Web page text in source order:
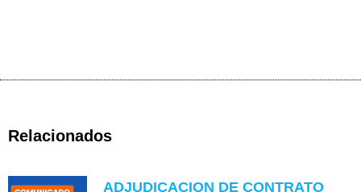
Relacionados
ADJUDICACION DE CONTRATO